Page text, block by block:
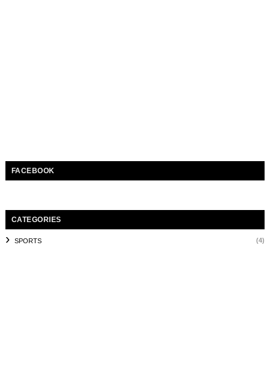
FACEBOOK
CATEGORIES
SPORTS (4)